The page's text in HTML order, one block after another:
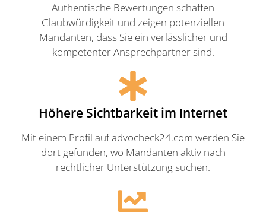
Authentische Bewertungen schaffen
Glaubwürdigkeit und zeigen potenziellen
Mandanten, dass Sie ein verlässlicher und
kompetenter Ansprechpartner sind.
Höhere Sichtbarkeit im Internet
Mit einem Profil auf advocheck24.com werden Sie
dort gefunden, wo Mandanten aktiv nach
rechtlicher Unterstützung suchen.